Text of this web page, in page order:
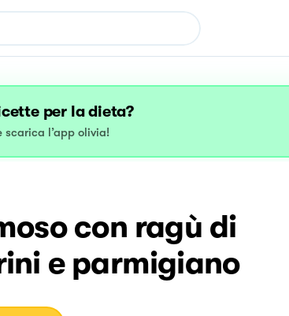
per la dieta?
l’app olivia!
con ragù di
e parmigiano